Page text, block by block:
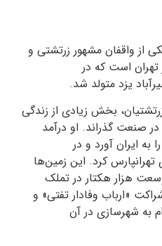
از واقفان مشهور زرتشتی و
تهران است که در
یزد متولد شد.
بخش زیادی از زندگی
صنعت گذراند. او درآمد
ایران آورد و در
کرد. این زمین‌ها
هزار هکتار در تملک
«ارباب وفادار تفتی» و
به شهرسازی در آن